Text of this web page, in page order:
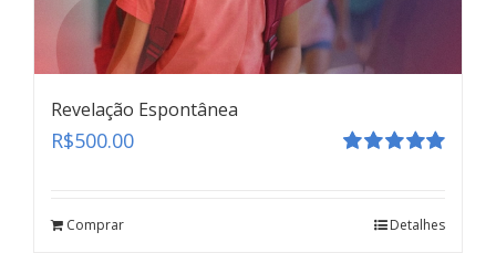
Revelação Espontânea
R$500.00
Comprar Detalhes